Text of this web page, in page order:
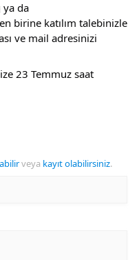
birine katılım talebinizle
ve mail adresinizi
23 Temmuz saat
veya kayıt olabilirsiniz.